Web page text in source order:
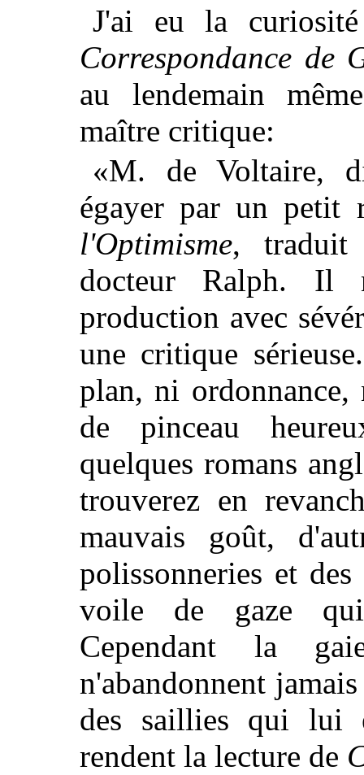
J'ai eu la
Correspondance de
au lendemain
maître critique:
«M. de Voltaire,
égayer par un
l'Optimisme,
docteur Ralph. Il
production avec
une critique
plan, ni ordonnance,
de pinceau
quelques romans
trouverez en
mauvais goût,
polissonneries et
voile de gaze qui
Cependant la
n'abandonnent
des saillies qui lui
rendent la lecture de